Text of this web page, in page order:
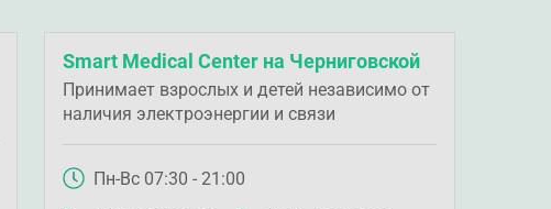
Smart Medical Center на Черниговской
Принимает взрослых и детей независимо от
наличия электроэнергии и связи
Пн-Вс 07:30 - 21:00